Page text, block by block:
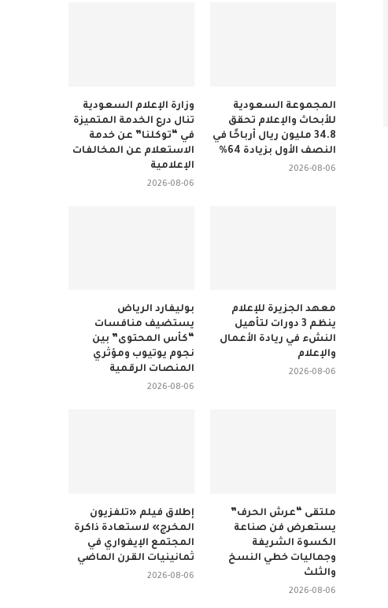
وزارة الإعلام السعودية
تنال درع الخدمة المتميزة
في “توكلنا” عن خدمة
الاستعلام عن المخالفات
الإعلامية
2026-08-06
المجموعة السعودية
للأبحاث والإعلام تحقق
34.8 مليون ريال أرباحًا في
النصف الأول بزيادة 64%
2026-08-06
بوليفارد الرياض
يستضيف منافسات
“كأس المحتوى” بين
نجوم يوتيوب ومؤثري
المنصات الرقمية
2026-08-06
معهد الجزيرة للإعلام
ينظم 3 دورات لتأهيل
النشء في ريادة الأعمال
والإعلام
2026-08-06
إطلاق فيلم «تلفزيون
المخرج» لاستعادة ذاكرة
المجتمع الإيفواري في
ثمانينيات القرن الماضي
2026-08-06
ملتقى “عرش الحرف”
يستعرض فن صناعة
الكسوة الشريفة
وجماليات خطي النسخ
والثلث
2026-08-06